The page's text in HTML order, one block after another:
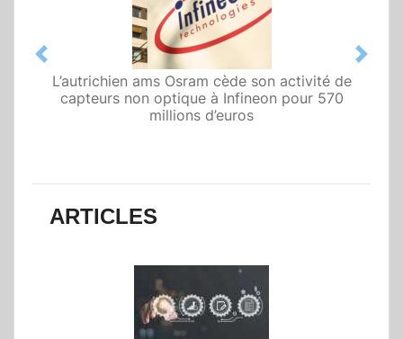
L’autrichien ams Osram cède son activité de
capteurs non optique à Infineon pour 570
millions d’euros
Qualcomm met en avant une architecture
fondée sur l’IA physique au service de robots
domestiques et humanoïdes
Previous Next
ARTICLES